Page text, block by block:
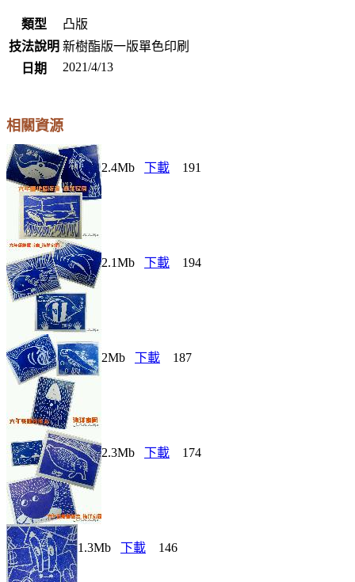
類型
凸版
技法說明 新樹酯版一版單色印刷
日期
2021/4/13
相關資源
2.4Mb 下載 191
2.1Mb 下載 194
2Mb 下載 187
2.3Mb 下載 174
1.3Mb 下載 146